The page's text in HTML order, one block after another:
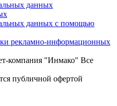
данных
данных с помощью
рекламно-информационных
компания "Инмако" Все
публичной офертой